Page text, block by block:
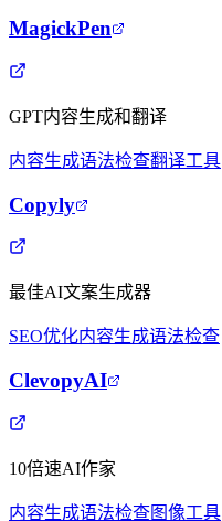
MagickPen
GPT内容生成和翻译
内容生成语法检查翻译工具
Copyly
最佳AI文案生成器
SEO优化内容生成语法检查
ClevopyAI
10倍速AI作家
内容生成语法检查图像工具